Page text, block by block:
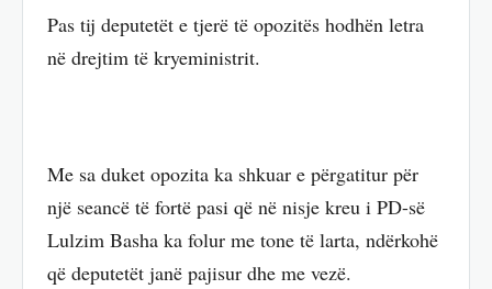
Pas tij deputetët e tjerë të opozitës hodhën letra
në drejtim të kryeministrit.
Me sa duket opozita ka shkuar e përgatitur për
një seancë të fortë pasi që në nisje kreu i PD-së
Lulzim Basha ka folur me tone të larta, ndërkohë
që deputetët janë pajisur dhe me vezë.